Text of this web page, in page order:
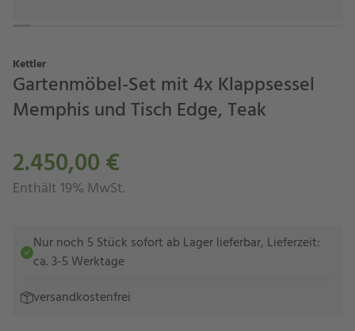
Kettler
Gartenmöbel-Set mit 4x Klappsessel
Memphis und Tisch Edge, Teak
2.450,00 €
Enthält 19% MwSt.
Nur noch 5 Stück sofort ab Lager lieferbar, Lieferzeit:
ca. 3-5 Werktage
versandkostenfrei